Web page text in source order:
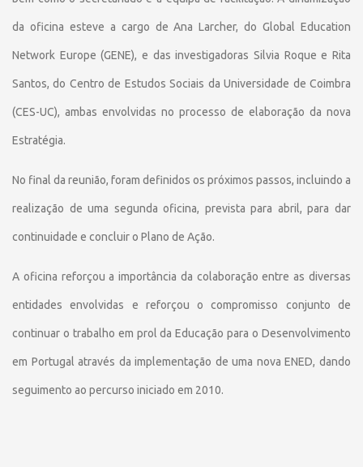
da oficina esteve a cargo de Ana Larcher, do Global Education
Network Europe (GENE), e das investigadoras Silvia Roque e Rita
Santos, do Centro de Estudos Sociais da Universidade de Coimbra
(CES-UC), ambas envolvidas no processo de elaboração da nova
Estratégia.
No final da reunião, foram definidos os próximos passos, incluindo a
realização de uma segunda oficina, prevista para abril, para dar
continuidade e concluir o Plano de Ação.
A oficina reforçou a importância da colaboração entre as diversas
entidades envolvidas e reforçou o compromisso conjunto de
continuar o trabalho em prol da Educação para o Desenvolvimento
em Portugal através da implementação de uma nova ENED, dando
seguimento ao percurso iniciado em 2010.